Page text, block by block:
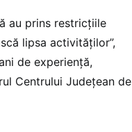
au prins restricțiile
lipsa activităților”,
de experiență,
Centrului Județean de